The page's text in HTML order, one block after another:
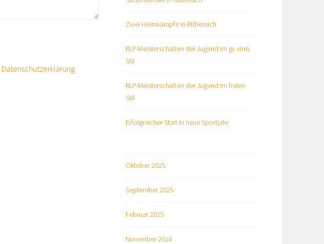
Datenschutzerklärung
Zwei Heimkämpfe in Rübenach
RLP-Meisterschaften der Jugend im gr.-röm.
Stil
RLP-Meisterschaften der Jugend im freien
Stil
Erfolgreicher Start in neue Sportjahr
Oktober 2025
September 2025
Februar 2025
November 2024